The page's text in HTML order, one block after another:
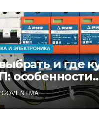
И ЭЛЕКТРОНИКА
и где
особенности
защиты